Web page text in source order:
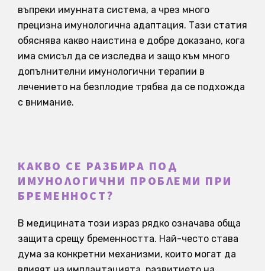
въпреки имунната система, а чрез много
прецизна имунологична адаптация. Тази статия
обяснява какво наистина е добре доказано, кога
има смисъл да се изследва и защо към много
допълнителни имунологични терапии в
лечението на безплодие трябва да се подхожда
с внимание.
КАКВО СЕ РАЗБИРА ПОД
ИМУНОЛОГИЧНИ ПРОБЛЕМИ ПРИ
БРЕМЕННОСТ?
В медицината този израз рядко означава обща
защита срещу бременността. Най-често става
дума за конкретни механизми, които могат да